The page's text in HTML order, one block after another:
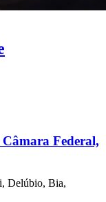
Federal,
Delúbio, Bia,